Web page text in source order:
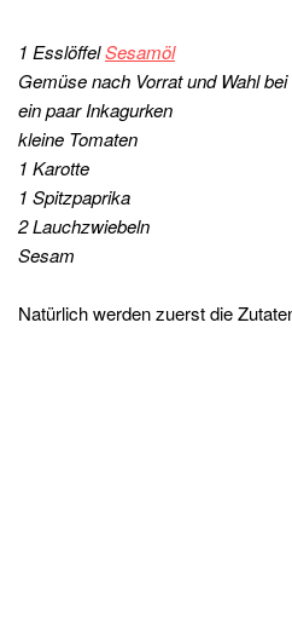
1 EsslöffelSesamöl
Gemüse nach Vorrat und Wahl
ein paar Inkagurken
kleine Tomaten
1 Karotte
1 Spitzpaprika
2 Lauchzwiebeln
Sesam
Natürlich werden zuerst die